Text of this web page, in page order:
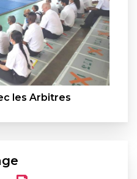
les Arbitres